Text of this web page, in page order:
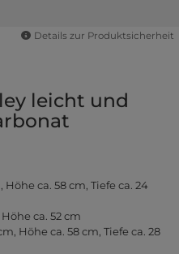
Details zur Produktsicherheit
leicht und
ca. 58 cm, Tiefe ca. 24
ca. 52 cm
Höhe ca. 58 cm, Tiefe ca. 28